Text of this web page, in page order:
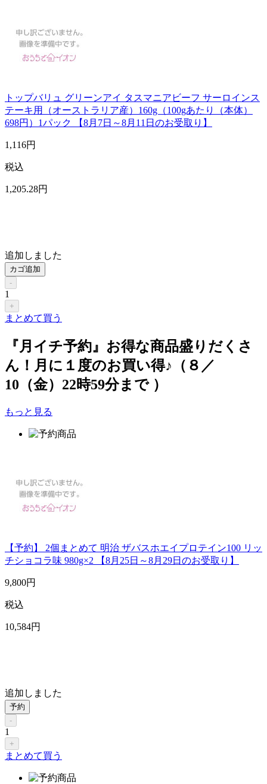
トップバリュ グリーンアイ タスマニアビーフ サーロインス
テーキ用（オーストラリア産）160g（100gあたり（本体）
698円）1パック 【8月7日～8月11日のお受取り】
1,116円
税込
1,205.28円
追加しました
カゴ追加
-
1
+
まとめて買う
『月イチ予約』お得な商品盛りだくさ
ん！月に１度のお買い得♪（８／
10（金）22時59分まで ）
もっと見る
【予約】 2個まとめて 明治 ザバスホエイプロテイン100 リッ
チショコラ味 980g×2 【8月25日～8月29日のお受取り】
9,800円
税込
10,584円
追加しました
予約
-
1
+
まとめて買う